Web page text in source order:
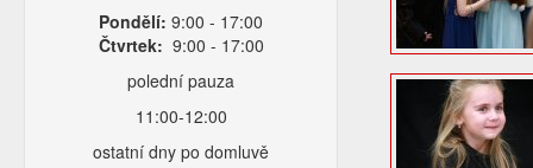
Pondělí: 9:00 - 17:00
Čtvrtek: 9:00 - 17:00
polední pauza
11:00-12:00
ostatní dny po domluvě